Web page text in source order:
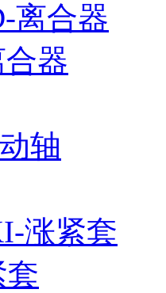
离合器
器
轴
涨紧套
套